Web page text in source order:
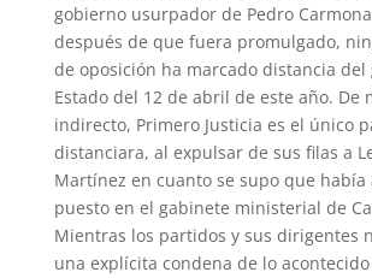
gobierno usurpador de Pedro
después de que fuera promulgado,
de oposición ha marcado distancia del
Estado del 12 de abril de este año. De
indirecto, Primero Justicia es el único
distanciara, al expulsar de sus filas a
Martínez en cuanto se supo que había
puesto en el gabinete ministerial de
Mientras los partidos y sus dirigentes
una explícita condena de lo